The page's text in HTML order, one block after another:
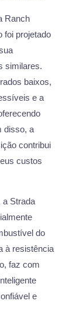
Ranch
foi projetado
similares.
baixos,
e a
disso, a
contribui
custos
a Strada
do
à resistência
faz com
e